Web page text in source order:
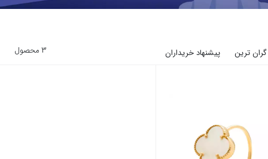
گران ترین پیشنهاد خریداران 3 محصول